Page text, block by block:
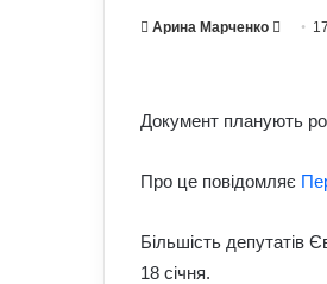
Арина Марченко
Send
Документ планують
Про це повідомляє
Більшість депутатів
18 січня.